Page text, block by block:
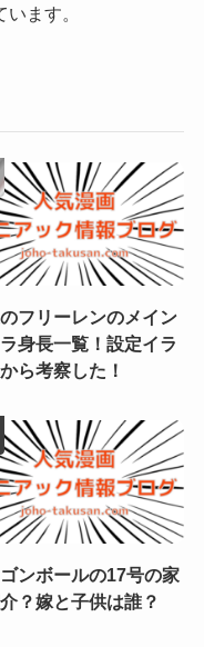
ます。
フリーレンのメイン
身長一覧！設定イラ
ら考察した！
ゴンボールの17号の家
？嫁と子供は誰？